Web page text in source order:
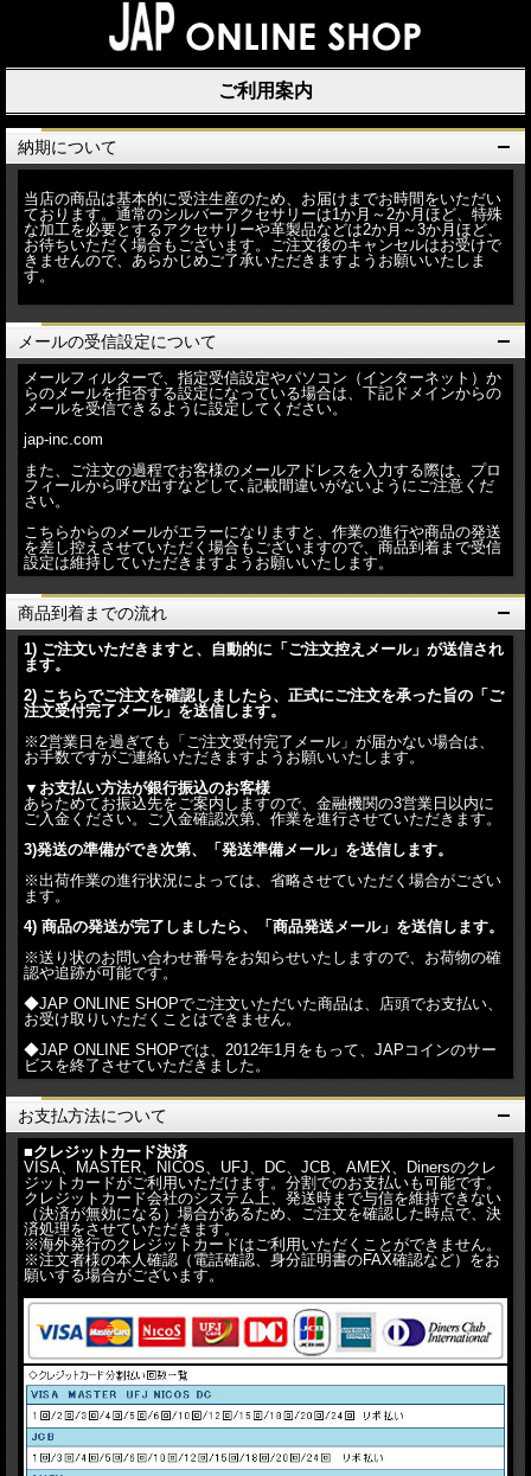
ご利用案内
納期について
当店の商品は基本的に受注生産のため、お届けまでお時間をいただい
ております。通常のシルバーアクセサリーは1か月～2か月ほど、特殊
な加工を必要とするアクセサリーや革製品などは2か月～3か月ほど、
お待ちいただく場合もございます。ご注文後のキャンセルはお受けで
きませんので、あらかじめご了承いただきますようお願いいたしま
す。
メールの受信設定について
メールフィルターで、指定受信設定やパソコン（インターネット）か
らのメールを拒否する設定になっている場合は、下記ドメインからの
メールを受信できるように設定してください。
jap-inc.com
また、ご注文の過程でお客様のメールアドレスを入力する際は、プロ
フィールから呼び出すなどして､記載間違いがないようにご注意くだ
さい。
こちらからのメールがエラーになりますと、作業の進行や商品の発送
を差し控えさせていただく場合もございますので、商品到着まで受信
設定は維持していただきますようお願いいたします。
商品到着までの流れ
1) ご注文いただきますと、自動的に「ご注文控えメール」が送信され
ます。
2) こちらでご注文を確認しましたら、正式にご注文を承った旨の「ご
注文受付完了メール」を送信します。
※2営業日を過ぎても「ご注文受付完了メール」が届かない場合は、
お手数ですがご連絡いただきますようお願いいたします。
▼お支払い方法が銀行振込のお客様
あらためてお振込先をご案内しますので、金融機関の3営業日以内に
ご入金ください。ご入金確認次第、作業を進行させていただきます。
3)発送の準備ができ次第、「発送準備メール」を送信します。
※出荷作業の進行状況によっては、省略させていただく場合がござい
ます。
4) 商品の発送が完了しましたら、「商品発送メール」を送信します。
※送り状のお問い合わせ番号をお知らせいたしますので、お荷物の確
認や追跡が可能です。
◆JAP ONLINE SHOPでご注文いただいた商品は、店頭でお支払い、
お受け取りいただくことはできません。
◆JAP ONLINE SHOPでは、2012年1月をもって、JAPコインのサー
ビスを終了させていただきました。
お支払方法について
■クレジットカード決済
VISA、MASTER、NICOS、UFJ、DC、JCB、AMEX、Dinersのクレ
ジットカードがご利用いただけます。分割でのお支払いも可能です。
クレジットカード会社のシステム上、発送時まで与信を維持できない
（決済が無効になる）場合があるため、ご注文を確認した時点で、決
済処理をさせていただきます。
※海外発行のクレジットカードはご利用いただくことができません。
※注文者様の本人確認（電話確認、身分証明書のFAX確認など）をお
願いする場合がございます。